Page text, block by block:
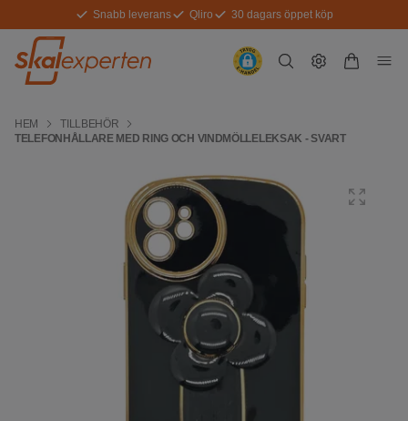
Snabb leverans Qliro 30 dagars öppet köp
HEM
TILLBEHÖR
TELEFONHÅLLARE MED RING OCH VINDMÖLLELEKSAK - SVART